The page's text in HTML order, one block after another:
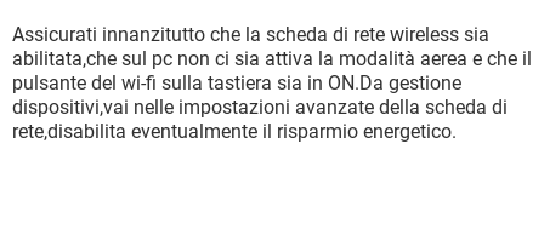
Assicurati innanzitutto che la scheda di rete wireless sia
abilitata,che sul pc non ci sia attiva la modalità aerea e che il
pulsante del wi-fi sulla tastiera sia in ON.Da gestione
dispositivi,vai nelle impostazioni avanzate della scheda di
rete,disabilita eventualmente il risparmio energetico.